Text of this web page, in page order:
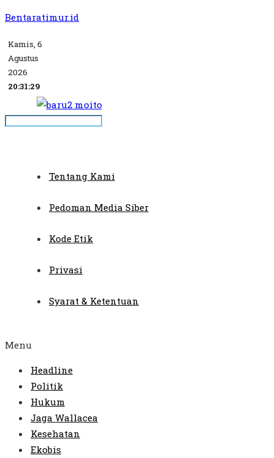
Bentaratimur.id
Kamis, 6
Agustus
2026
20:31:29
Tentang Kami
Pedoman Media Siber
Kode Etik
Privasi
Syarat & Ketentuan
Menu
Headline
Politik
Hukum
Jaga Wallacea
Kesehatan
Ekobis